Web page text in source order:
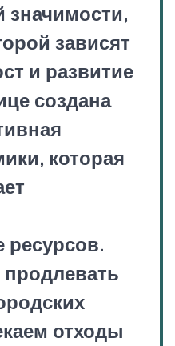
значимости,
зависят
и развитие
создана
которая
ресурсов.
отходы